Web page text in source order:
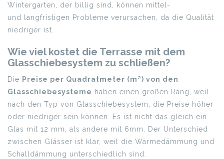
Wintergarten, der billig sind, können mittel-
und langfristigen Probleme verursachen, da die Qualität
niedriger ist.
Wie viel kostet die Terrasse mit dem
Glasschiebesystem zu schließen?
Die Preise per Quadratmeter (m²) von den
Glasschiebesysteme haben einen großen Rang, weil
nach den Typ von Glasschiebesystem, die Preise höher
oder niedriger sein können. Es ist nicht das gleich ein
Glas mit 12 mm, als andere mit 6mm. Der Unterschied
zwischen Glässer ist klar, weil die Wärmedämmung und
Schalldämmung unterschiedlich sind.